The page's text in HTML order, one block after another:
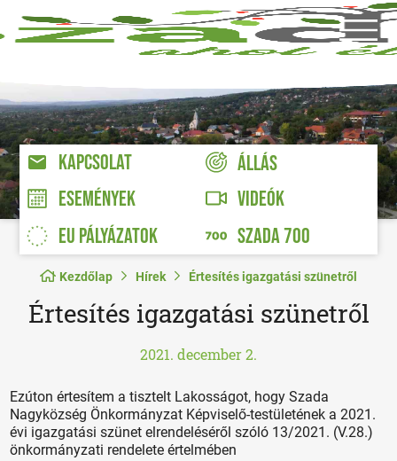
KAPCSOLAT
ÁLLÁS
ESEMÉNYEK
VIDEÓK
EU PÁLYÁZATOK
SZADA 700
Kezdőlap Hírek Értesítés igazgatási szünetről
Értesítés igazgatási szünetről
2021. december 2.
Ezúton értesítem a tisztelt Lakosságot, hogy Szada
Nagyközség Önkormányzat Képviselő-testületének a 2021.
évi igazgatási szünet elrendeléséről szóló 13/2021. (V.28.)
önkormányzati rendelete értelmében